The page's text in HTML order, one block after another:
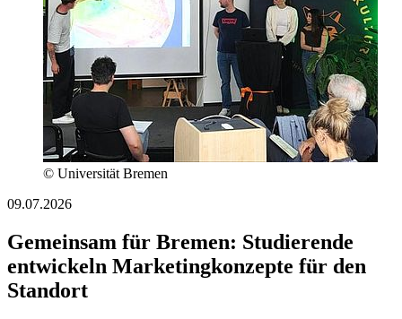
© Universität Bremen
09.07.2026
Gemeinsam für Bremen: Studierende
entwickeln Marketingkonzepte für den
Standort